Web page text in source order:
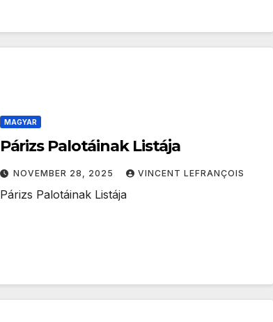
MAGYAR
Párizs Palotáinak Listája
NOVEMBER 28, 2025 VINCENT LEFRANÇOIS
Párizs Palotáinak Listája